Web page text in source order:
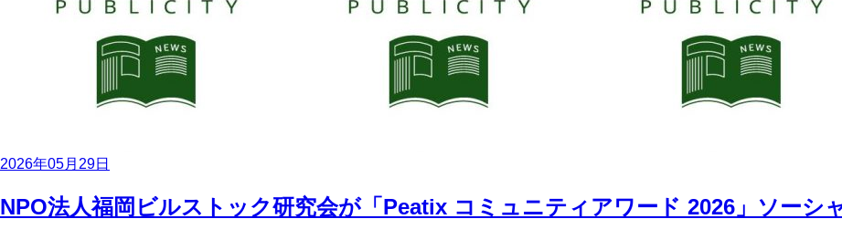
2026年05月29日
NPO法人福岡ビルストック研究会が「Peatix コミュニティアワード 2026」ソーシ